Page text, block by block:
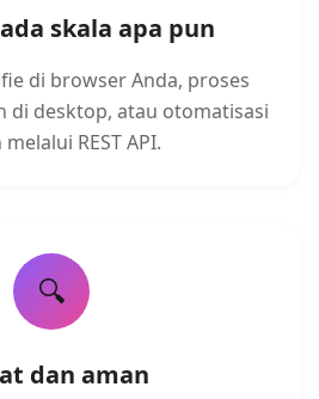
skala apa pun
di browser Anda, proses
di desktop, atau otomatisasi
REST API.
🔍
dan aman